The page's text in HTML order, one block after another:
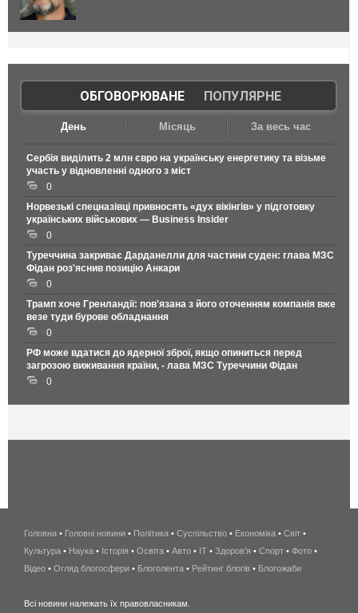
ОБГОВОРЮВАНЕ| ПОПУЛЯРНЕ
День Місяць За весь час
Сербія виділить 2 млн євро на українську енергетику та візьме
участь у відновленні одного з міст
0
Норвезькі спецназівці привносять «дух вікінгів» у підготовку
українських військових — Business Insider
0
Туреччина закриває Дарданелли для частини суден: глава МЗС
Фідан роз'яснив позицію Анкари
0
Трамп хоче Гренландії: пов'язана з його оточенням компанія вже
везе туди бурове обладнання
0
РФ може вдатися до ядерної зброї, якщо опиниться перед
загрозою виживання країни, - лава МЗС Туреччини Фідан
0
беспроводной
интернет
киев
Головна • Головні новини • Політика • Суспільство • Економіка • Світ •
Культура • Наука • Історія • Освіта • Авто • IT • Здоров'я • Спорт • Фото •
Відео • Огляд блогосфери • Блоголента • Рейтинг блогів • Блогожаби
Всі новини належать їх правовласникам.